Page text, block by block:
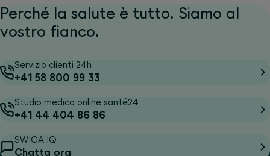
Perché la salute è tutto. Siamo al
vostro fianco.
Servizio clienti 24h
+41 58 800 99 33
Studio medico online santé24
+41 44 404 86 86
SWICA IQ
Chatta ora